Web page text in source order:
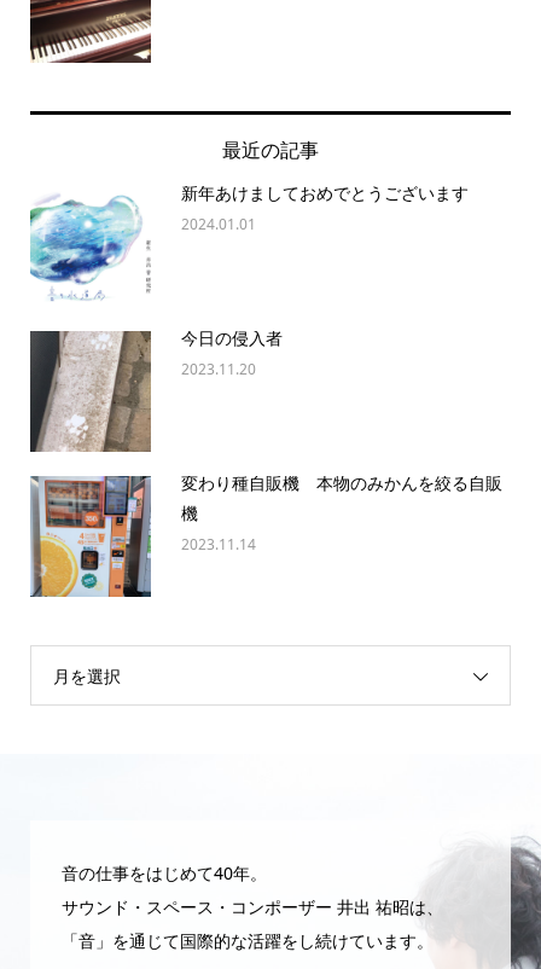
最近の記事
新年あけましておめでとうございます
2024.01.01
今日の侵入者
2023.11.20
変わり種自販機 本物のみかんを絞る自販
機
2023.11.14
月を選択
音の仕事をはじめて40年。
サウンド・スペース・コンポーザー 井出 祐昭は、
「音」を通じて国際的な活躍をし続けています。